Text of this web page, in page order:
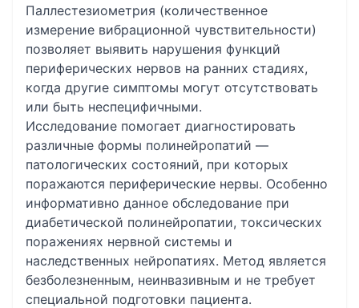
Паллестезиометрия (количественное
измерение вибрационной чувствительности)
позволяет выявить нарушения функций
периферических нервов на ранних стадиях,
когда другие симптомы могут отсутствовать
или быть неспецифичными.
Исследование помогает диагностировать
различные формы полинейропатий —
патологических состояний, при которых
поражаются периферические нервы. Особенно
информативно данное обследование при
диабетической полинейропатии, токсических
поражениях нервной системы и
наследственных нейропатиях. Метод является
безболезненным, неинвазивным и не требует
специальной подготовки пациента.